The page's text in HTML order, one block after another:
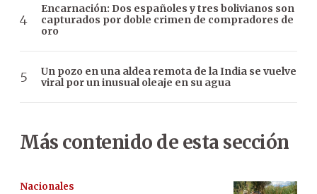
Encarnación: Dos españoles y tres bolivianos son
capturados por doble crimen de compradores de
oro
Un pozo en una aldea remota de la India se vuelve
viral por un inusual oleaje en su agua
Más contenido de esta sección
Nacionales